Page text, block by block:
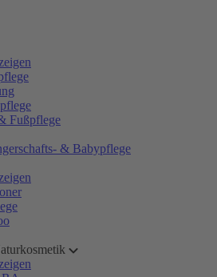
Fußpflege
& Babypflege